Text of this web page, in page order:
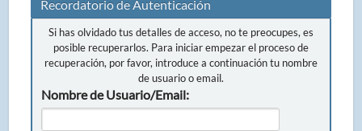
Recordatorio de Autenticación
Si has olvidado tus detalles de acceso, no te preocupes, es
posible recuperarlos. Para iniciar empezar el proceso de
recuperación, por favor, introduce a continuación tu nombre
de usuario o email.
Nombre de Usuario/Email: